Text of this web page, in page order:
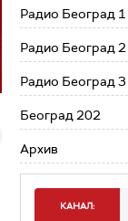
Радио Београд 1
Радио Београд 2
Радио Београд 3
Београд 202
Архив
КАНАЛ: